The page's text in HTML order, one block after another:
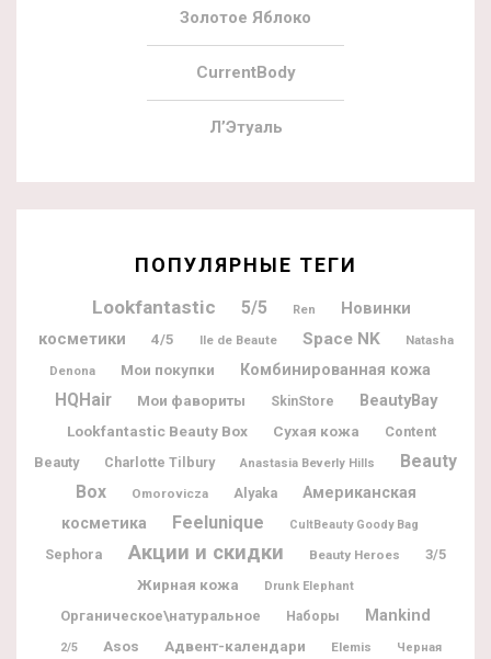
Золотое Яблоко
CurrentBody
Л’Этуаль
ПОПУЛЯРНЫЕ ТЕГИ
Lookfantastic 5/5 Ren
Новинки
косметики
4/5 Ile de Beaute Space NK
Natasha
Denona
Мои покупки Комбинированная кожа
HQHair Мои фавориты SkinStore BeautyBay
Lookfantastic Beauty Box Сухая кожа
Content
Beauty
Charlotte Tilbury Anastasia Beverly Hills
Beauty
Box
Omorovicza Alyaka
Американская
косметика
Feelunique CultBeauty Goody Bag
Sephora Акции и скидки Beauty Heroes 3/5
Жирная кожа Drunk Elephant
Органическое\натуральное Наборы Mankind
2/5 Asos Адвент-календари Elemis Черная